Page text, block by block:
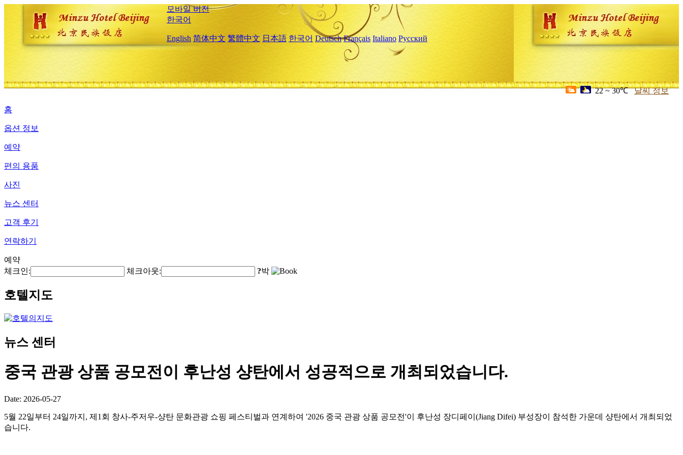
모바일 버전
한국어
English 简体中文 繁體中文 日本語 한국어 Deutsch Français Italiano Русский
22 ~ 30℃ 날씨 정보
홈
옵션 정보
예약
편의 용품
사진
뉴스 센터
고객 후기
연락하기
예약
체크인:
체크아웃: ?박
호텔지도
뉴스 센터
중국 관광 상품 공모전이 후난성 샹탄에서 성공적으로 개최되었습니다.
Date: 2026-05-27
5월 22일부터 24일까지, 제1회 창사-주저우-샹탄 문화관광 쇼핑 페스티벌과 연계하여 '2026 중국 관광 상품 공모전'이 후난성 장디페이(Jiang Difei) 부성장이 참석한 가운데 샹탄에서 개최되었
습니다.